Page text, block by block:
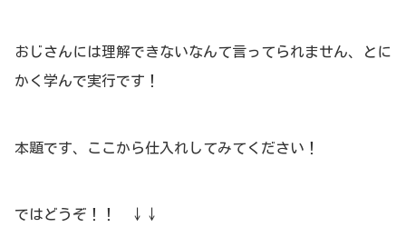
おじさんには理解できないなんて言ってられません、とに
かく学んで実行です！
本題です、ここから仕入れしてみてください！
ではどうぞ！！ ↓↓